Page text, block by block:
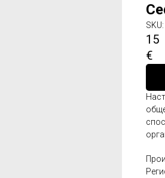
SKU:
15
€